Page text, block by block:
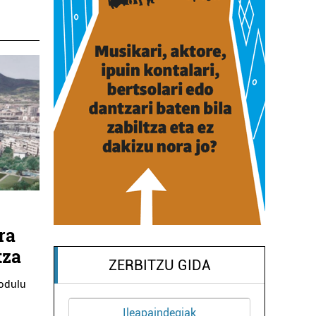
ZERBITZU GIDA
Ikastetxeak